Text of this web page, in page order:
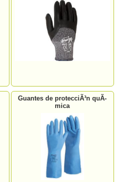
Guantes de protecciÃ³n quÃ­
mica